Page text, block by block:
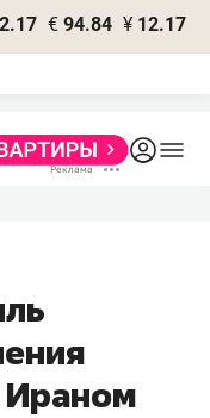
€ 94.84 ¥ 12.17
Ираном